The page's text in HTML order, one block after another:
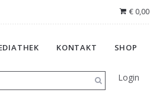
€ 0,00
KONTAKT SHOP
Login